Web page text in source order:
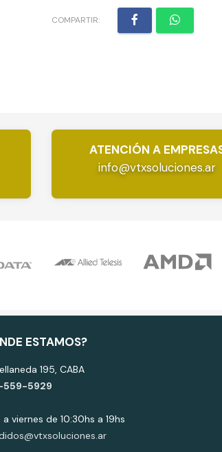
COMPARTIR:
ATENCIÓN A
info@vtxsoluciones.ar
ESTAMOS?
195, CABA
559-5929
a viernes de 10:30hs a 19hs